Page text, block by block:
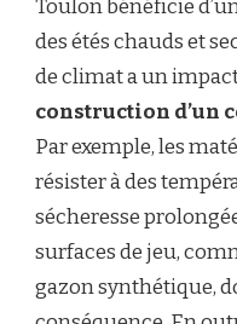
Toulon bénéficie
des étés chauds et
de climat a un
construction d’un
Par exemple, les
résister à des
sécheresse
surfaces de jeu,
gazon synthétique,